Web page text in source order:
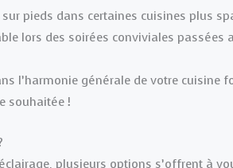
pieds dans certaines cuisines plus
lors des soirées conviviales passées
l’harmonie générale de votre cuisine
souhaitée !
plusieurs options s’offrent à